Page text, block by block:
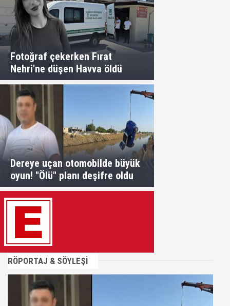
Fotoğraf çekerken Fırat
Nehri'ne düşen Havva öldü
Dereye uçan otomobilde büyük
oyun! "Ölü" planı deşifre oldu
RÖPORTAJ & SÖYLEŞİ